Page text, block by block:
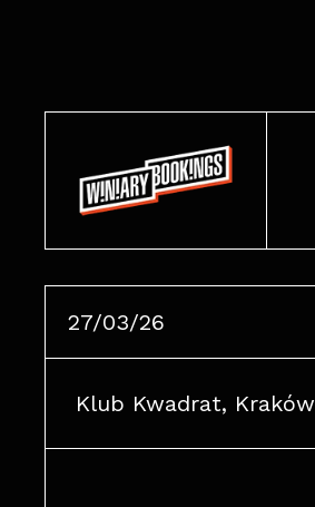
27/03/26
Klub Kwadrat, Kraków